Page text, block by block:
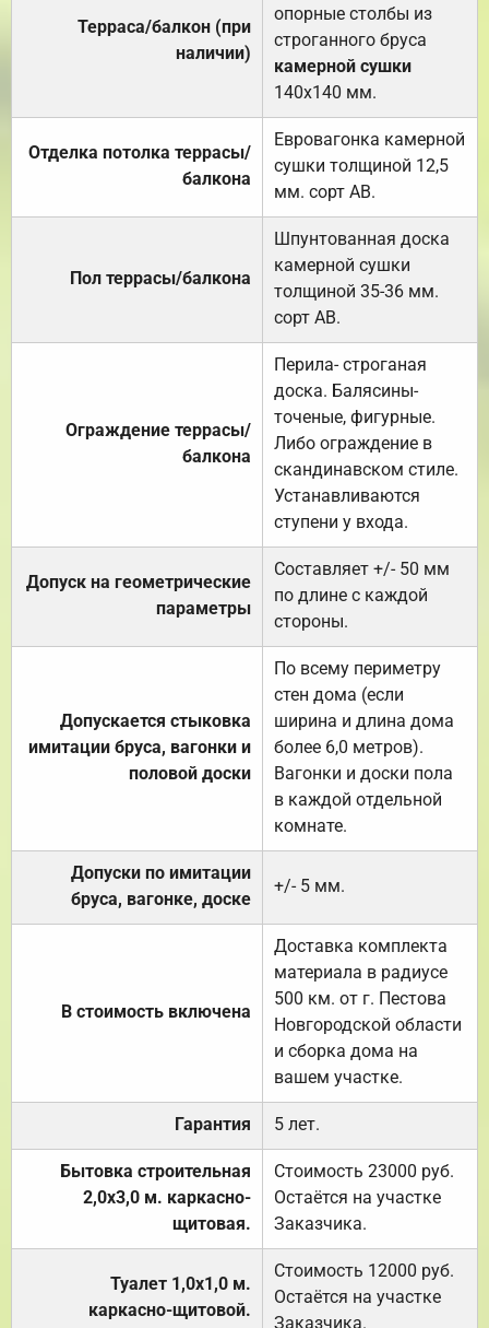
Терраса/балкон (при
наличии)
опорные столбы из
строганного бруса
камерной сушки
140х140 мм.
Отделка потолка террасы/
балкона
Евровагонка камерной
сушки толщиной 12,5
мм. сорт АВ.
Пол террасы/балкона
Шпунтованная доска
камерной сушки
толщиной 35-36 мм.
сорт АВ.
Ограждение террасы/
балкона
Перила- строганая
доска. Балясины-
точеные, фигурные.
Либо ограждение в
скандинавском стиле.
Устанавливаются
ступени у входа.
Допуск на геометрические
параметры
Составляет +/- 50 мм
по длине с каждой
стороны.
Допускается стыковка
имитации бруса, вагонки и
половой доски
По всему периметру
стен дома (если
ширина и длина дома
более 6,0 метров).
Вагонки и доски пола
в каждой отдельной
комнате.
Допуски по имитации
бруса, вагонке, доске
+/- 5 мм.
В стоимость включена
Доставка комплекта
материала в радиусе
500 км. от г. Пестова
Новгородской области
и сборка дома на
вашем участке.
Гарантия 5 лет.
Бытовка строительная
2,0х3,0 м. каркасно-
щитовая.
Стоимость 23000 руб.
Остаётся на участке
Заказчика.
Туалет 1,0х1,0 м.
каркасно-щитовой.
Стоимость 12000 руб.
Остаётся на участке
Заказчика.